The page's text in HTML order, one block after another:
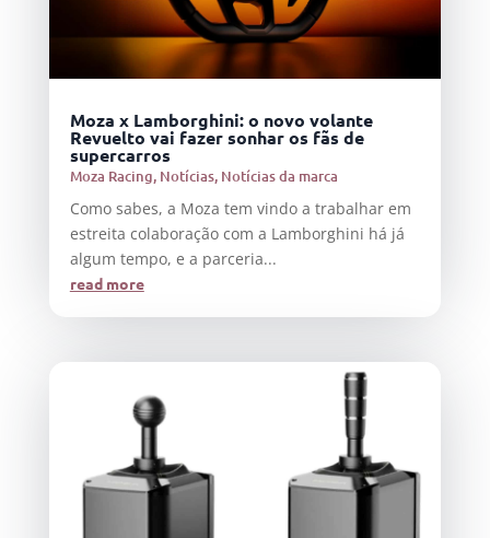
Moza x Lamborghini: o novo volante
Revuelto vai fazer sonhar os fãs de
supercarros
Moza Racing, Notícias, Notícias da marca
Como sabes, a Moza tem vindo a trabalhar em
estreita colaboração com a Lamborghini há já
algum tempo, e a parceria...
read more